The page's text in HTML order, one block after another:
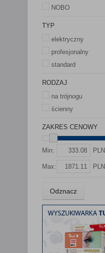
NOBO
TYP
elektryczny
profesjonalny
standard
RODZAJ
na trójnogu
ścienny
ZAKRES CENOWY
Min: PLN
Max: PLN
Odznacz